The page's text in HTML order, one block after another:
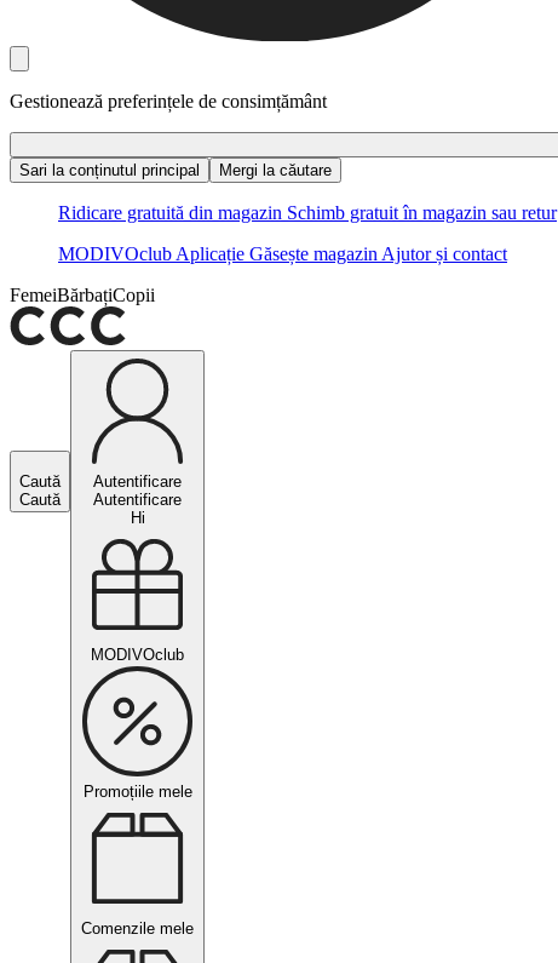
Gestionează preferințele de consimțământ
Sari la conținutul principal
Mergi la căutare
Ridicare gratuită din magazin Schimb gratuit în magazin sau retur
MODIVOclub Aplicație Găsește magazin Ajutor și contact
FemeiBărbațiCopii
Caută
Caută
Autentificare
Autentificare
Hi
MODIVOclub
Promoțiile mele
Comenzile mele